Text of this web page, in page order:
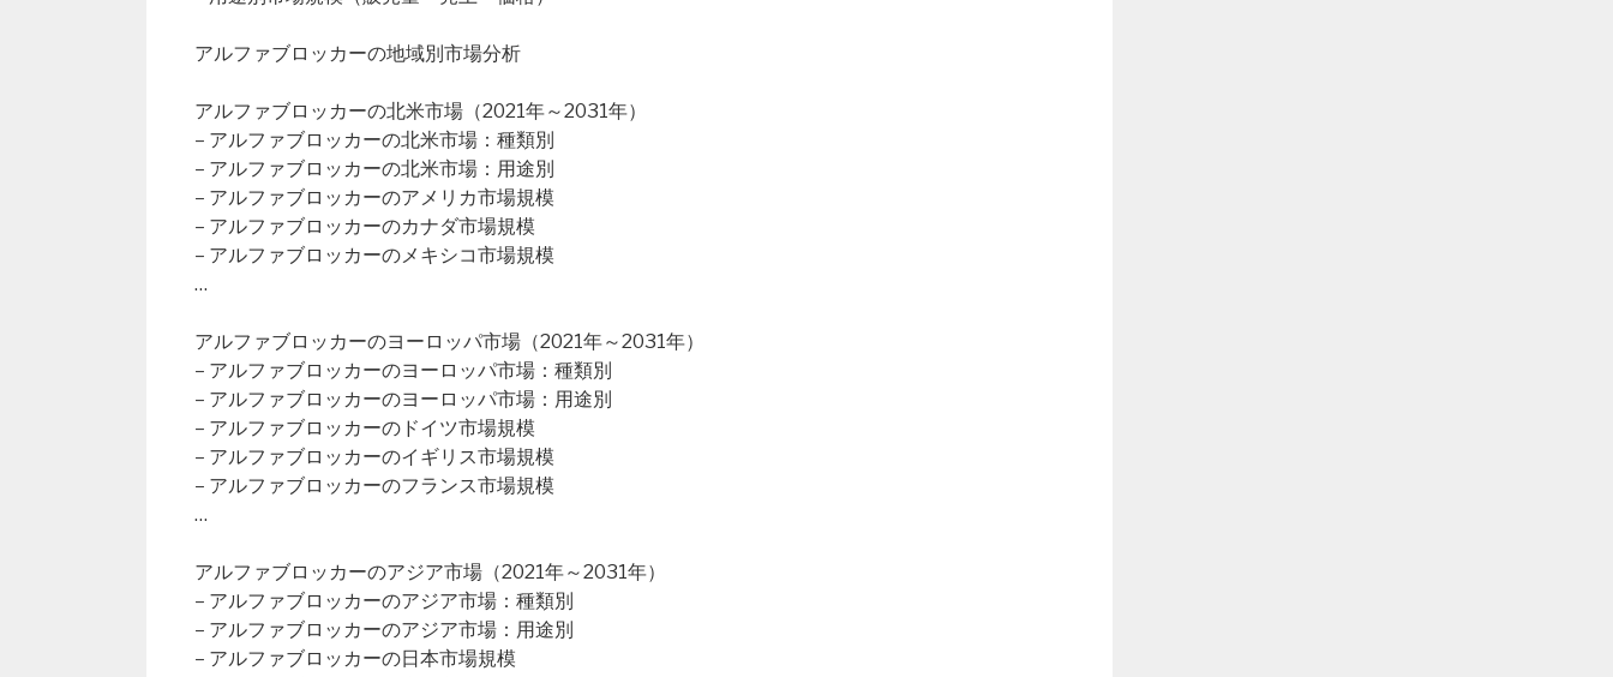
アルファブロッカーの地域別市場分析
アルファブロッカーの北米市場（2021年～2031年）
– アルファブロッカーの北米市場：種類別
– アルファブロッカーの北米市場：用途別
– アルファブロッカーのアメリカ市場規模
– アルファブロッカーのカナダ市場規模
– アルファブロッカーのメキシコ市場規模
…
アルファブロッカーのヨーロッパ市場（2021年～2031年）
– アルファブロッカーのヨーロッパ市場：種類別
– アルファブロッカーのヨーロッパ市場：用途別
– アルファブロッカーのドイツ市場規模
– アルファブロッカーのイギリス市場規模
– アルファブロッカーのフランス市場規模
…
アルファブロッカーのアジア市場（2021年～2031年）
– アルファブロッカーのアジア市場：種類別
– アルファブロッカーのアジア市場：用途別
– アルファブロッカーの日本市場規模